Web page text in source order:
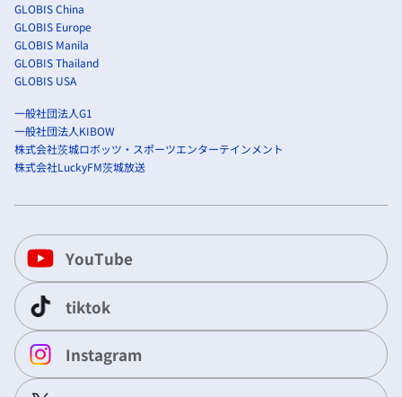
GLOBIS China
GLOBIS Europe
GLOBIS Manila
GLOBIS Thailand
GLOBIS USA
一般社団法人G1
一般社団法人KIBOW
株式会社茨城ロボッツ・スポーツエンターテインメント
株式会社LuckyFM茨城放送
YouTube
tiktok
Instagram